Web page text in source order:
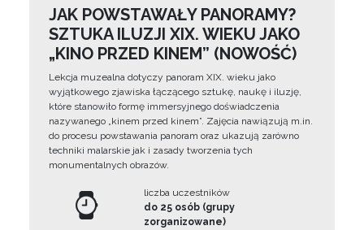
JAK POWSTAWAŁY PANORAMY?
SZTUKA ILUZJI XIX. WIEKU JAKO
„KINO PRZED KINEM” (NOWOŚĆ)
Lekcja muzealna dotyczy panoram XIX. wieku jako
wyjątkowego zjawiska łączącego sztukę, naukę i iluzję,
które stanowiło formę immersyjnego doświadczenia
nazywanego „kinem przed kinem”. Zajęcia nawiązują m.in.
do procesu powstawania panoram oraz ukazują zarówno
techniki malarskie jak i zasady tworzenia tych
monumentalnych obrazów.
liczba uczestników
do 25 osób (grupy
zorganizowane)